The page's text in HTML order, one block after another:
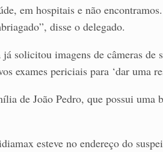
em hospitais e não
disse o delegado.
solicitou imagens de câmeras de
exames periciais para ‘dar uma
de João Pedro, que possui uma
esteve no endereço do